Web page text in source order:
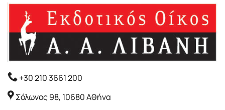
+30 210 3661 200
Σόλωνος 98, 10680 Αθήνα